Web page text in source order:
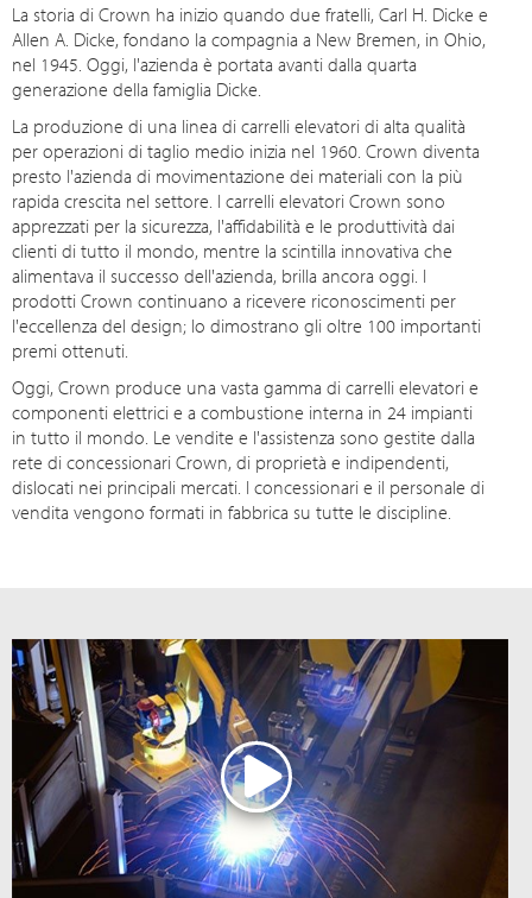
La storia di Crown ha inizio quando due fratelli, Carl H. Dicke e
Allen A. Dicke, fondano la compagnia a New Bremen, in Ohio,
nel 1945. Oggi, l'azienda è portata avanti dalla quarta
generazione della famiglia Dicke.
La produzione di una linea di carrelli elevatori di alta qualità
per operazioni di taglio medio inizia nel 1960. Crown diventa
presto l'azienda di movimentazione dei materiali con la più
rapida crescita nel settore. I carrelli elevatori Crown sono
apprezzati per la sicurezza, l'affidabilità e le produttività dai
clienti di tutto il mondo, mentre la scintilla innovativa che
alimentava il successo dell'azienda, brilla ancora oggi. I
prodotti Crown continuano a ricevere riconoscimenti per
l'eccellenza del design; lo dimostrano gli oltre 100 importanti
premi ottenuti.
Oggi, Crown produce una vasta gamma di carrelli elevatori e
componenti elettrici e a combustione interna in 24 impianti
in tutto il mondo. Le vendite e l'assistenza sono gestite dalla
rete di concessionari Crown, di proprietà e indipendenti,
dislocati nei principali mercati. I concessionari e il personale di
vendita vengono formati in fabbrica su tutte le discipline.